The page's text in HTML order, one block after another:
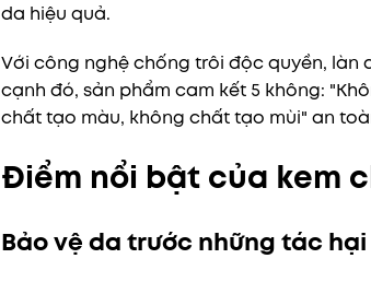
da hiệu quả.
Với công nghệ chống trôi độc quyền, làn
cạnh đó, sản phẩm cam kết 5 không:
chất tạo màu, không chất tạo mùi" an
Điểm nổi bật của kem
Bảo vệ da trước những tác